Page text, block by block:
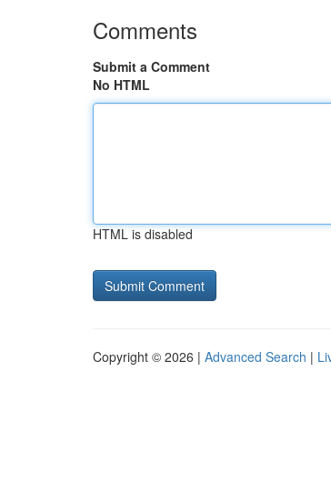
Comments
Submit a Comment
No HTML
HTML is disabled
Copyright © 2026 | Advanced Search |